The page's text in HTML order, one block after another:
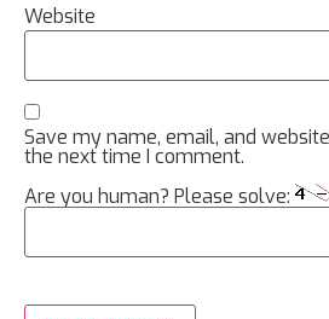
Website
Save my name, email, and
the next time I comment.
Are you human? Please solve: